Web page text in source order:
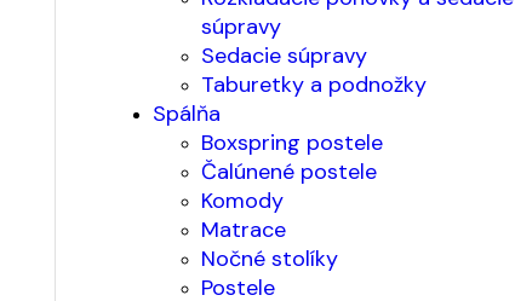
súpravy
Sedacie súpravy
Taburetky a podnožky
Spálňa
Boxspring postele
Čalúnené postele
Komody
Matrace
Nočné stolíky
Postele